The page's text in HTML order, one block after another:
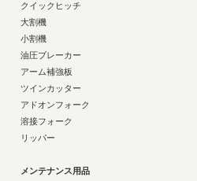
クイックヒッチ
大割機
小割機
油圧ブレーカー
アーム補強板
ツインカッター
アドオンフォーク
溶接フォーク
リッパー
メンテナンス用品